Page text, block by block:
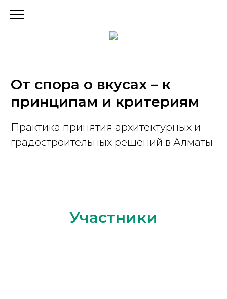
От спора о вкусах – к
принципам и критериям
Практика принятия архитектурных и
градостроительных решений в Алматы
Участники